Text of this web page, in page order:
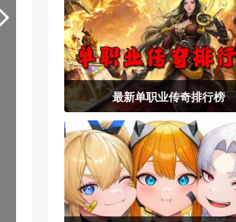
最新单职业传奇排行榜